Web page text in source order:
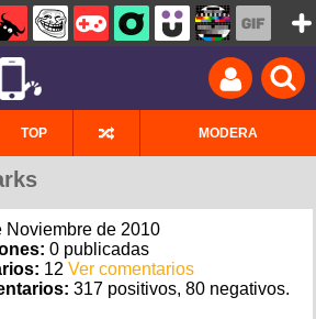
TOP MODERA
Noviembre de 2010
0 publicadas
12 Ver comentarios
317 positivos, 80 negativos.